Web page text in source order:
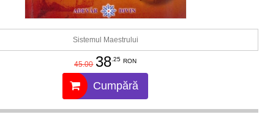
Sistemul Maestrului
45.00 38 .25 RON
Cumpără